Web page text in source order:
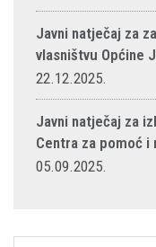
Javni natječaj za
vlasništvu Općine
22.12.2025.
Javni natječaj za
Centra za pomoć i
05.09.2025.